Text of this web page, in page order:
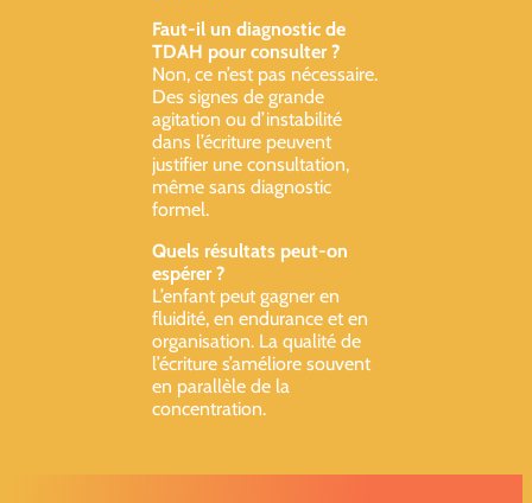
Faut-il un diagnostic de
TDAH pour consulter ?
Non, ce n’est pas nécessaire.
Des signes de grande
agitation ou d’instabilité
dans l’écriture peuvent
justifier une consultation,
même sans diagnostic
formel.
Quels résultats peut-on
espérer ?
L’enfant peut gagner en
fluidité, en endurance et en
organisation. La qualité de
l’écriture s’améliore souvent
en parallèle de la
concentration.